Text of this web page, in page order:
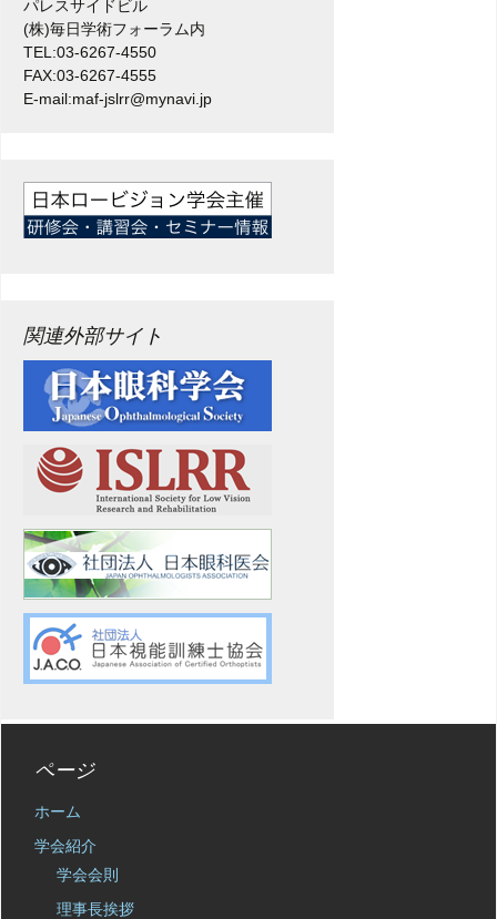
パレスサイドビル
(株)毎日学術フォーラム内
TEL:03-6267-4550
FAX:03-6267-4555
E-mail:maf-jslrr@mynavi.jp
関連外部サイト
ページ
ホーム
学会紹介
学会会則
理事長挨拶